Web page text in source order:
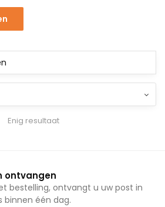
Enig resultaat
ontvangen
bestelling, ontvangt u uw post in
binnen één dag.